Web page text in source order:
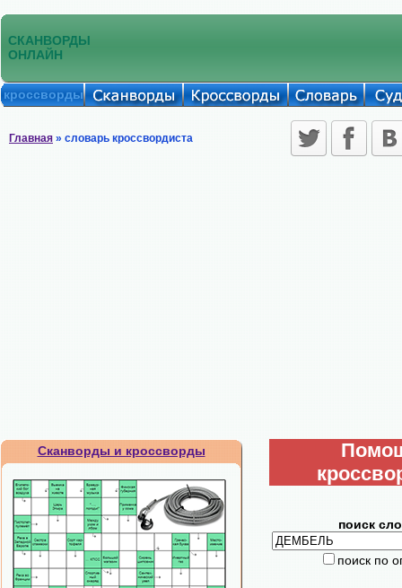
СКАНВОРДЫ
ОНЛАЙН
кроссворды
Главная » словарь кроссвордиста
Сканворды и кроссворды
поиск
поиск по